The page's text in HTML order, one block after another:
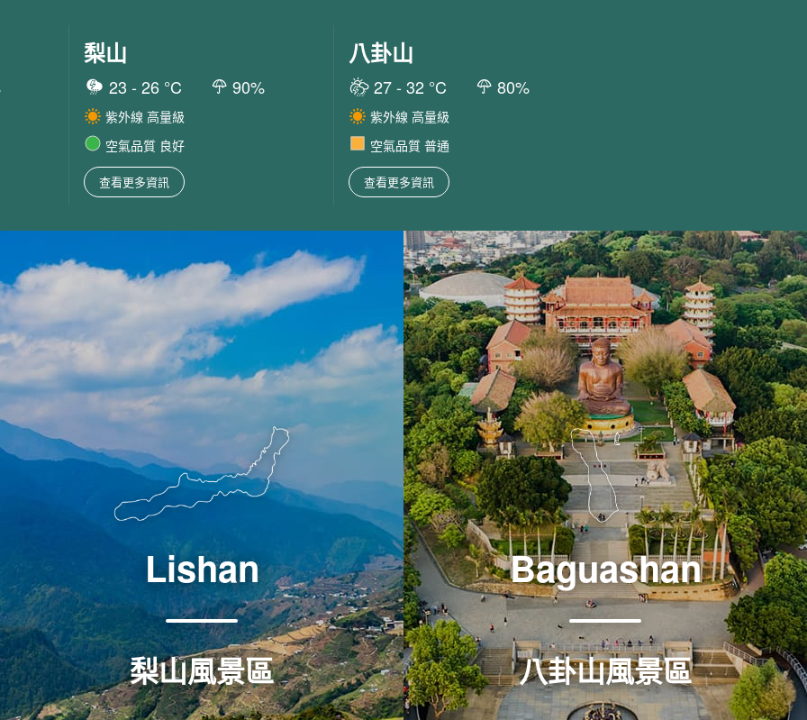
梨山
23 -26 °C 90%
紫外線 高量級
空氣品質 良好
查看更多資訊
八卦山
27- 32°C 80%
紫外線 高量級
空氣品質 普通
查看更多資訊
Lishan
梨山風景區
梨山風景區 Baguashan
八卦山風景區
八卦山風景區